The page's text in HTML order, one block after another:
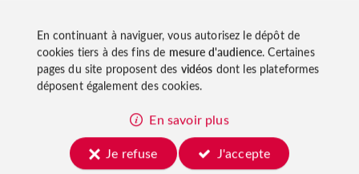
En continuant à naviguer, vous autorisez le dépôt de
cookies tiers à des fins de mesure d'audience. Certaines
pages du site proposent des vidéos dont les plateformes
déposent également des cookies.
En savoir plus
Je refuse
J'accepte